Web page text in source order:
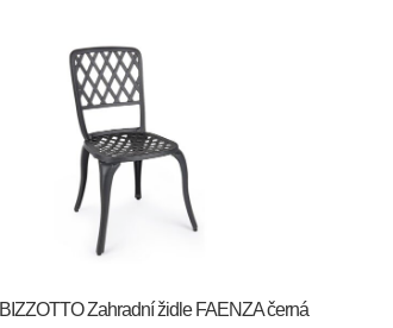
BIZZOTTO Zahradní židle FAENZA černá